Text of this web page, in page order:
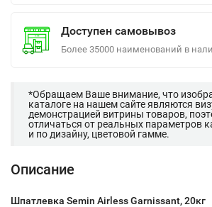
Доступен самовывоз
Более 35000 наименований в
*Обращаем Ваше внимание, что
каталоге на нашем сайте являются
демонстрацией витрины товаров,
отличаться от реальных параметров
и по дизайну, цветовой гамме.
Описание
Шпатлевка Semin Airless Garnissant, 20кг